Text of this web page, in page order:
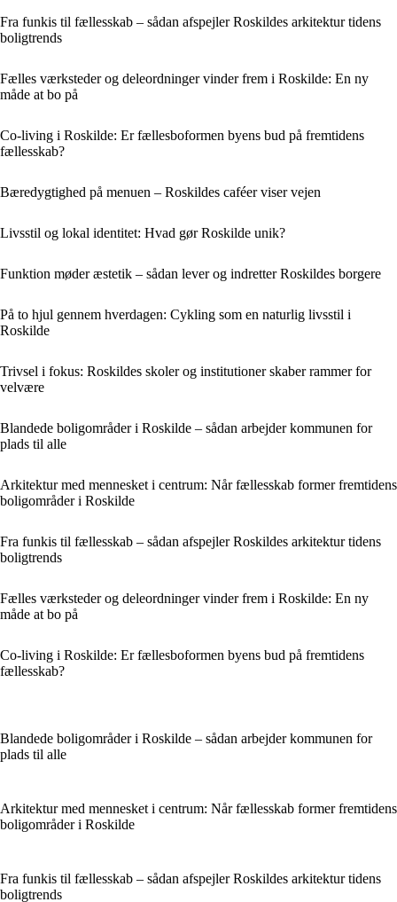
Fra funkis til fællesskab – sådan afspejler Roskildes arkitektur tidens
boligtrends
Fælles værksteder og deleordninger vinder frem i Roskilde: En ny
måde at bo på
Co-living i Roskilde: Er fællesboformen byens bud på fremtidens
fællesskab?
Bæredygtighed på menuen – Roskildes caféer viser vejen
Livsstil og lokal identitet: Hvad gør Roskilde unik?
Funktion møder æstetik – sådan lever og indretter Roskildes borgere
På to hjul gennem hverdagen: Cykling som en naturlig livsstil i
Roskilde
Trivsel i fokus: Roskildes skoler og institutioner skaber rammer for
velvære
Blandede boligområder i Roskilde – sådan arbejder kommunen for
plads til alle
Arkitektur med mennesket i centrum: Når fællesskab former fremtidens
boligområder i Roskilde
Fra funkis til fællesskab – sådan afspejler Roskildes arkitektur tidens
boligtrends
Fælles værksteder og deleordninger vinder frem i Roskilde: En ny
måde at bo på
Co-living i Roskilde: Er fællesboformen byens bud på fremtidens
fællesskab?
Blandede boligområder i Roskilde – sådan arbejder kommunen for
plads til alle
Arkitektur med mennesket i centrum: Når fællesskab former fremtidens
boligområder i Roskilde
Fra funkis til fællesskab – sådan afspejler Roskildes arkitektur tidens
boligtrends